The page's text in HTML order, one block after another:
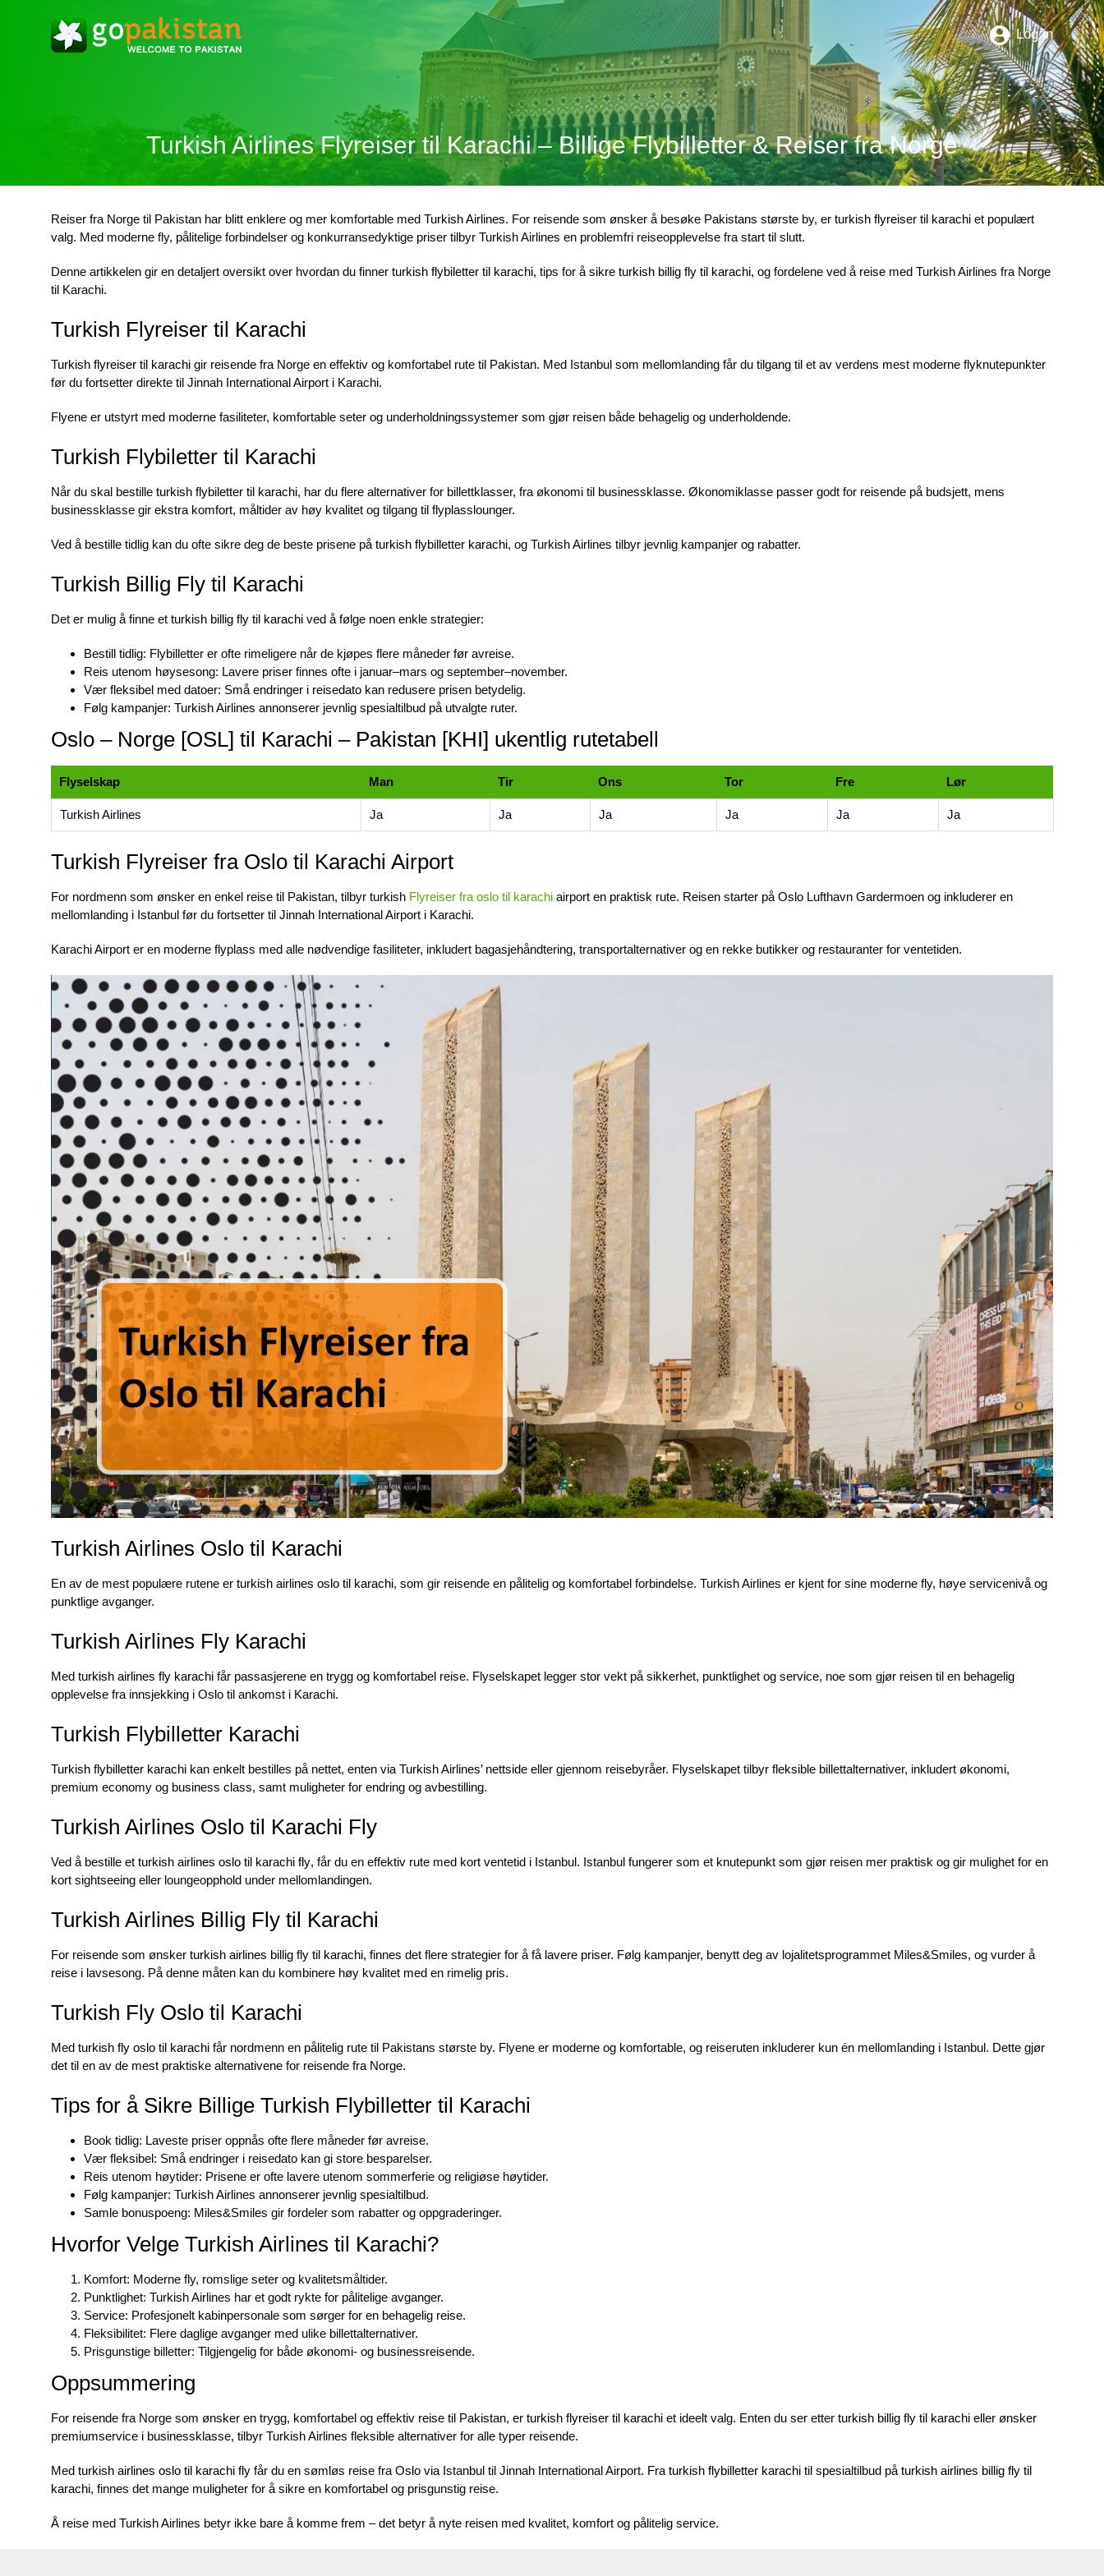
Log in
Turkish Airlines Flyreiser til Karachi – Billige Flybilletter & Reiser fra Norge
Reiser fra Norge til Pakistan har blitt enklere og mer komfortable med Turkish Airlines. For reisende som ønsker å besøke Pakistans største by, er turkish flyreiser til karachi et populært
valg. Med moderne fly, pålitelige forbindelser og konkurransedyktige priser tilbyr Turkish Airlines en problemfri reiseopplevelse fra start til slutt.
Denne artikkelen gir en detaljert oversikt over hvordan du finner turkish flybiletter til karachi, tips for å sikre turkish billig fly til karachi, og fordelene ved å reise med Turkish Airlines fra Norge
til Karachi.
Turkish Flyreiser til Karachi
Turkish flyreiser til karachi gir reisende fra Norge en effektiv og komfortabel rute til Pakistan. Med Istanbul som mellomlanding får du tilgang til et av verdens mest moderne flyknutepunkter
før du fortsetter direkte til Jinnah International Airport i Karachi.
Flyene er utstyrt med moderne fasiliteter, komfortable seter og underholdningssystemer som gjør reisen både behagelig og underholdende.
Turkish Flybiletter til Karachi
Når du skal bestille turkish flybiletter til karachi, har du flere alternativer for billettklasser, fra økonomi til businessklasse. Økonomiklasse passer godt for reisende på budsjett, mens
businessklasse gir ekstra komfort, måltider av høy kvalitet og tilgang til flyplasslounger.
Ved å bestille tidlig kan du ofte sikre deg de beste prisene på turkish flybilletter karachi, og Turkish Airlines tilbyr jevnlig kampanjer og rabatter.
Turkish Billig Fly til Karachi
Det er mulig å finne et turkish billig fly til karachi ved å følge noen enkle strategier:
Bestill tidlig: Flybilletter er ofte rimeligere når de kjøpes flere måneder før avreise.
Reis utenom høysesong: Lavere priser finnes ofte i januar–mars og september–november.
Vær fleksibel med datoer: Små endringer i reisedato kan redusere prisen betydelig.
Følg kampanjer: Turkish Airlines annonserer jevnlig spesialtilbud på utvalgte ruter.
Oslo – Norge [OSL] til Karachi – Pakistan [KHI] ukentlig rutetabell
Flyselskap Man Tir Ons Tor Fre Lør
Turkish Airlines Ja Ja Ja Ja Ja Ja
Turkish Flyreiser fra Oslo til Karachi Airport
For nordmenn som ønsker en enkel reise til Pakistan, tilbyr turkish Flyreiser fra oslo til karachi airport en praktisk rute. Reisen starter på Oslo Lufthavn Gardermoen og inkluderer en
mellomlanding i Istanbul før du fortsetter til Jinnah International Airport i Karachi.
Karachi Airport er en moderne flyplass med alle nødvendige fasiliteter, inkludert bagasjehåndtering, transportalternativer og en rekke butikker og restauranter for ventetiden.
Turkish Airlines Oslo til Karachi
En av de mest populære rutene er turkish airlines oslo til karachi, som gir reisende en pålitelig og komfortabel forbindelse. Turkish Airlines er kjent for sine moderne fly, høye servicenivå og
punktlige avganger.
Turkish Airlines Fly Karachi
Med turkish airlines fly karachi får passasjerene en trygg og komfortabel reise. Flyselskapet legger stor vekt på sikkerhet, punktlighet og service, noe som gjør reisen til en behagelig
opplevelse fra innsjekking i Oslo til ankomst i Karachi.
Turkish Flybilletter Karachi
Turkish flybilletter karachi kan enkelt bestilles på nettet, enten via Turkish Airlines’ nettside eller gjennom reisebyråer. Flyselskapet tilbyr fleksible billettalternativer, inkludert økonomi,
premium economy og business class, samt muligheter for endring og avbestilling.
Turkish Airlines Oslo til Karachi Fly
Ved å bestille et turkish airlines oslo til karachi fly, får du en effektiv rute med kort ventetid i Istanbul. Istanbul fungerer som et knutepunkt som gjør reisen mer praktisk og gir mulighet for en
kort sightseeing eller loungeopphold under mellomlandingen.
Turkish Airlines Billig Fly til Karachi
For reisende som ønsker turkish airlines billig fly til karachi, finnes det flere strategier for å få lavere priser. Følg kampanjer, benytt deg av lojalitetsprogrammet Miles&Smiles, og vurder å
reise i lavsesong. På denne måten kan du kombinere høy kvalitet med en rimelig pris.
Turkish Fly Oslo til Karachi
Med turkish fly oslo til karachi får nordmenn en pålitelig rute til Pakistans største by. Flyene er moderne og komfortable, og reiseruten inkluderer kun én mellomlanding i Istanbul. Dette gjør
det til en av de mest praktiske alternativene for reisende fra Norge.
Tips for å Sikre Billige Turkish Flybilletter til Karachi
Book tidlig: Laveste priser oppnås ofte flere måneder før avreise.
Vær fleksibel: Små endringer i reisedato kan gi store besparelser.
Reis utenom høytider: Prisene er ofte lavere utenom sommerferie og religiøse høytider.
Følg kampanjer: Turkish Airlines annonserer jevnlig spesialtilbud.
Samle bonuspoeng: Miles&Smiles gir fordeler som rabatter og oppgraderinger.
Hvorfor Velge Turkish Airlines til Karachi?
Komfort: Moderne fly, romslige seter og kvalitetsmåltider.
Punktlighet: Turkish Airlines har et godt rykte for pålitelige avganger.
Service: Profesjonelt kabinpersonale som sørger for en behagelig reise.
Fleksibilitet: Flere daglige avganger med ulike billettalternativer.
Prisgunstige billetter: Tilgjengelig for både økonomi- og businessreisende.
Oppsummering
For reisende fra Norge som ønsker en trygg, komfortabel og effektiv reise til Pakistan, er turkish flyreiser til karachi et ideelt valg. Enten du ser etter turkish billig fly til karachi eller ønsker
premiumservice i businessklasse, tilbyr Turkish Airlines fleksible alternativer for alle typer reisende.
Med turkish airlines oslo til karachi fly får du en sømløs reise fra Oslo via Istanbul til Jinnah International Airport. Fra turkish flybilletter karachi til spesialtilbud på turkish airlines billig fly til
karachi, finnes det mange muligheter for å sikre en komfortabel og prisgunstig reise.
Å reise med Turkish Airlines betyr ikke bare å komme frem – det betyr å nyte reisen med kvalitet, komfort og pålitelig service.